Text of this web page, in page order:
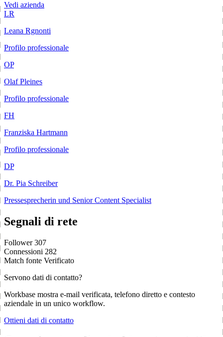
Vedi azienda
LR
Leana Rgnonti
Profilo professionale
OP
Olaf Pleines
Profilo professionale
FH
Franziska Hartmann
Profilo professionale
DP
Dr. Pia Schreiber
Pressesprecherin und Senior Content Specialist
Segnali di rete
Follower 307
Connessioni 282
Match fonte Verificato
Servono dati di contatto?
Workbase mostra e-mail verificata, telefono diretto e contesto
aziendale in un unico workflow.
Ottieni dati di contatto